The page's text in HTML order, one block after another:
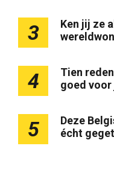
3
Ken jij ze
4
Tien
goed voor
5
Deze
écht